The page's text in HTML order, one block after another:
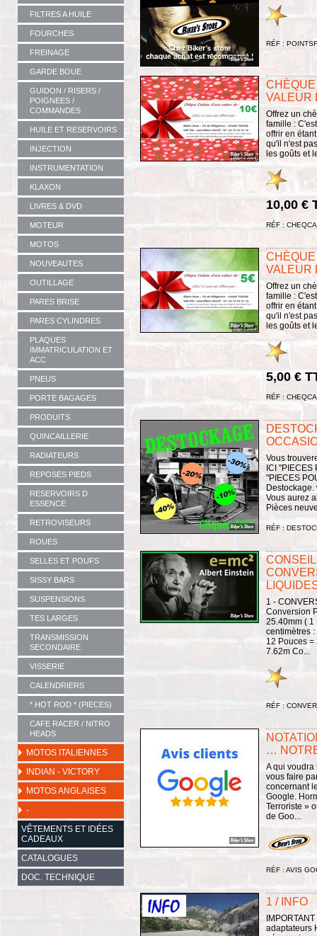
FILTRES A HUILE
FOURCHES
FREINAGE
GARDE BOUE
GUIDON / RISERS /
POIGNEES /
COMMANDES
HUILE ET RESERVOIRS
INJECTION
INSTRUMENTATION
KLAXON
LIVRES & DVD
MOTEUR
MOTOS
NOUVEAUTES
OUTILLAGE
PARES BRISE
PARES CYLINDRES
PLAQUES
IMMATRICULATION ET
ACC
PNEUS
PORTE BAGAGES
PRODUITS
QUINCAILLERIE
RADIATEURS
REPOSES PIEDS
RESERVOIRS D
ESSENCE
RETROVISEURS
ROUES
SELLES ET POUFS
SISSY BARS
SUSPENSIONS
TES LARGES
TRANSMISSION
SECONDAIRE
VISSERIE
CALENDRIERS
* HOT ROD * (PIECES)
CAFE RACER / NITRO
HEADS
MOTOS ITALIENNES
INDIAN - VICTORY
MOTOS ANGLAISES
-
VÊTEMENTS ET IDÉES
CADEAUX
CATALOGUES
DOC. TECHNIQUE
RÉF :
VALEUR
Offrez un
famille :
offrir en
qu'il n'est
les goûts et
10,00 €
RÉF :
VALEUR
Offrez un
famille :
offrir en
qu'il n'est
les goûts et
5,00 €
RÉF :
Vous
ICI "PIECES
"PIECES
Destockage.
Vous aurez
Pièces
RÉF :
1 -
Conversion
25.40mm ( 1
centimètres
12 Pouces =
7.62m Co...
RÉF :
…
A qui
vous faire
concernant
Google.
Terroriste »
de Goo...
RÉF : AVIS
1 / INFO
adaptateurs